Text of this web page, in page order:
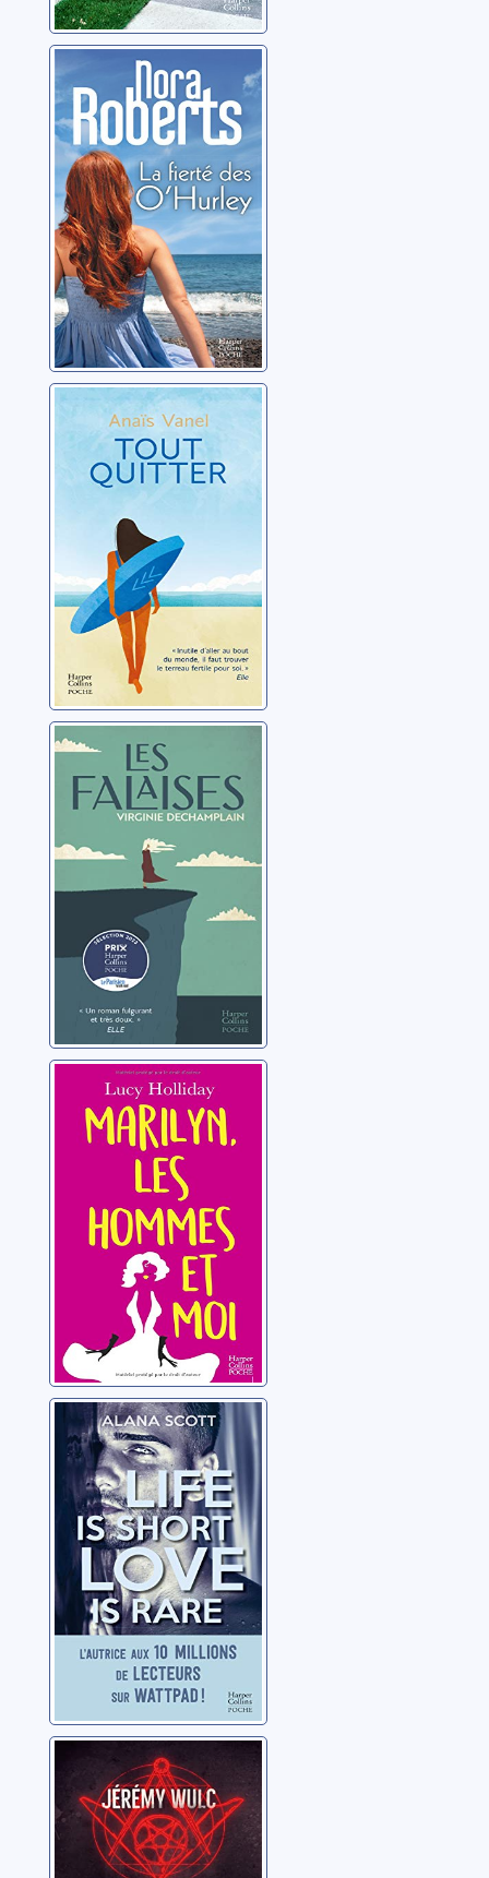
La fierté des
O'Hurley
Roberts, Nora
Tout quitter
Vanel, Anaïs
Les falaises
DeChamplain, Virginie
Marilyn, les
hommes et moi
Holliday, Lucy
Life is short, love
is rare
Scott, Alana
666
Wulc, Jérémy